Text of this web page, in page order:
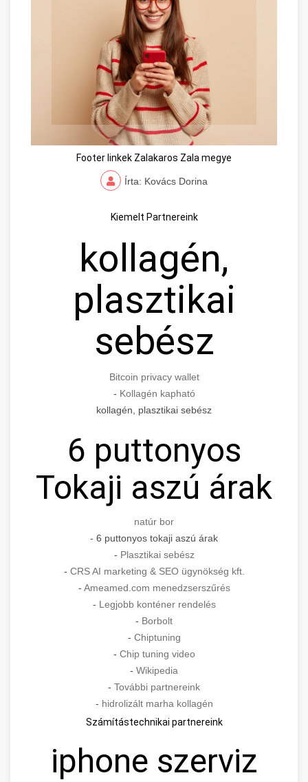
Footer linkek Zalakaros Zala megye
Írta: Kovács Dorina
Kiemelt Partnereink
kollagén,
plasztikai
sebész
Bitcoin privacy wallet
- Kollagén kapható
kollagén, plasztikai sebész
6 puttonyos
Tokaji aszú árak
natúr bor
- 6 puttonyos tokaji aszú árak
- Plasztikai sebész
- CRS AI marketing & SEO ügynökség kft.
- Ameamed.com menedzserszűrés
- Legjobb konténer rendelés
- Borbolt
- Chiptuning
- Chip tuning video
- Wikipedia
- További partnereink
- hidrolizált marha kollagén
Számítástechnikai partnereink
iphone szerviz